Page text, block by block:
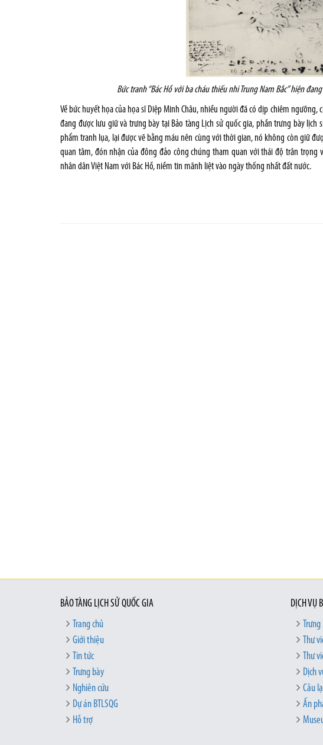
Bức tranh “Bác Hồ với ba cháu thiếu nhi Trung Nam Bắc” hiện
Về bức huyết họa của họa sĩ Diệp Minh Châu, nhiều người đã có dịp chiêm ngưỡng,
đang được lưu giữ và trưng bày tại Bảo tàng Lịch sử quốc gia, phần trưng bày lịch
phẩm tranh lụa, lại được vẽ bằng máu nên cùng với thời gian, nó không còn giữ
quan tâm, đón nhận của đông đảo công chúng tham quan với thái độ trân trọng
nhân dân Việt Nam với Bác Hồ, niềm tin mãnh liệt vào ngày thống nhất đất nước.
BẢO TÀNG LỊCH SỬ QUỐC GIA
Trang chủ
Giới thiệu
Tin tức
Trưng bày
Nghiên cứu
Dự án BTLSQG
Hỗ trợ
DỊCH VỤ
Thư
Thư
Dịch
Câu
Ấn